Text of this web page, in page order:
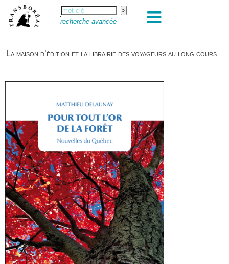
recherche avancée
La maison d’édition et la librairie des voyageurs au long cours